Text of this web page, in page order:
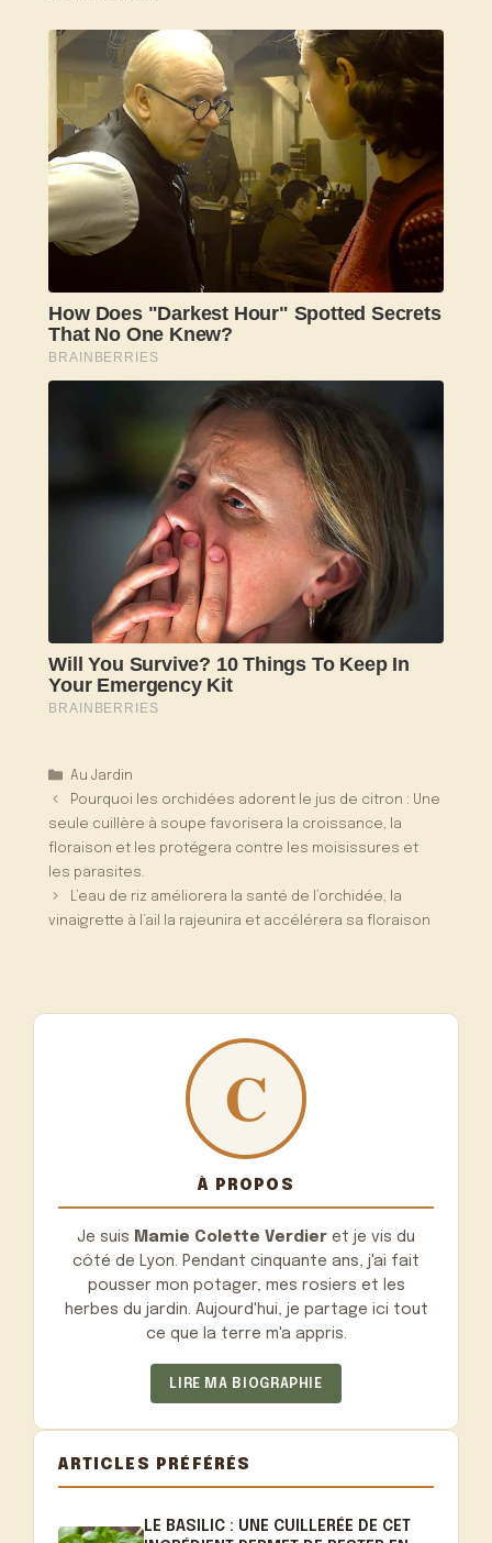
Catégories
Au Jardin
Pourquoi les orchidées adorent le jus de citron : Une
seule cuillère à soupe favorisera la croissance, la
floraison et les protégera contre les moisissures et
les parasites.
L’eau de riz améliorera la santé de l’orchidée, la
vinaigrette à l’ail la rajeunira et accélérera sa floraison
À PROPOS
Je suis Mamie Colette Verdier et je vis du
côté de Lyon. Pendant cinquante ans, j'ai fait
pousser mon potager, mes rosiers et les
herbes du jardin. Aujourd'hui, je partage ici tout
ce que la terre m'a appris.
LIRE MA BIOGRAPHIE
ARTICLES PRÉFÉRÉS
LE BASILIC : UNE CUILLERÉE DE CET